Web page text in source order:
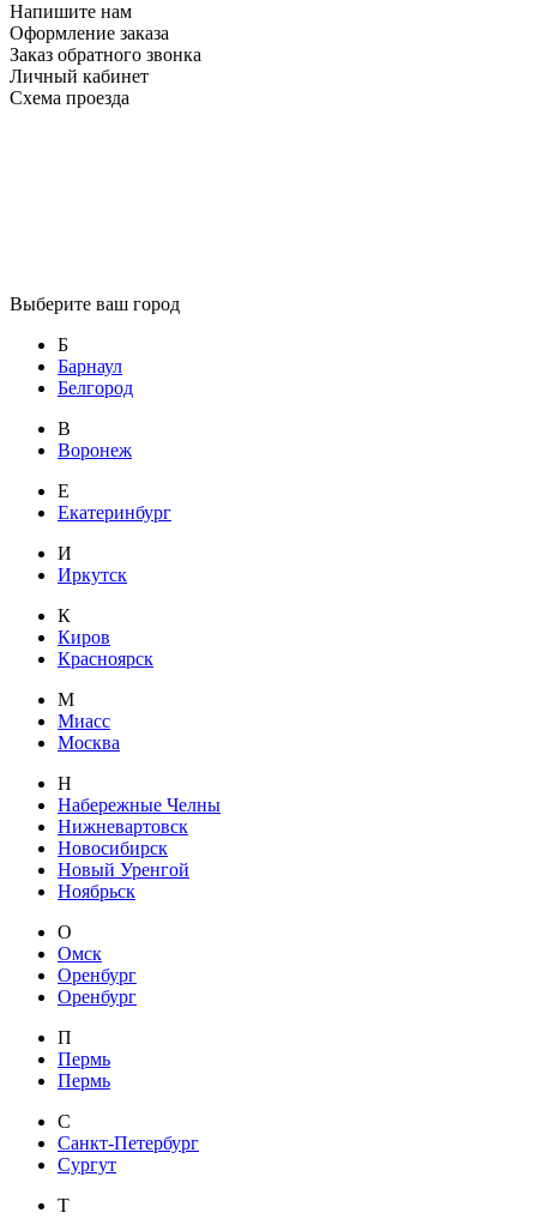
Напишите нам
Оформление заказа
Заказ обратного звонка
Личный кабинет
Схема проезда
Выберите ваш город
Б
Барнаул
Белгород
В
Воронеж
Е
Екатеринбург
И
Иркутск
К
Киров
Красноярск
М
Миасс
Москва
Н
Набережные Челны
Нижневартовск
Новосибирск
Новый Уренгой
Ноябрьск
О
Омск
Оренбург
Оренбург
П
Пермь
Пермь
С
Санкт-Петербург
Сургут
Т